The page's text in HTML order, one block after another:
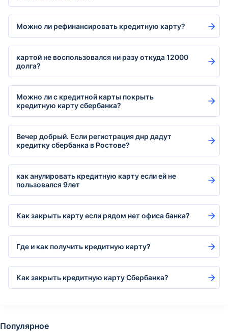
Можно ли рефинансировать кредитную карту?
картой не воспользовался ни разу откуда 12000
долга?
Можно ли с кредитной карты покрыть
кредитную карту сбербанка?
Вечер добрый. Если регистрация днр дадут
кредитку сбербанка в Ростове?
как анулировать кредитную карту если ей не
пользовался 9лет
Как закрыть карту если рядом нет офиса банка?
Где и как получить кредитную карту?
Как закрыть кредитную карту Cбербанка?
Популярное